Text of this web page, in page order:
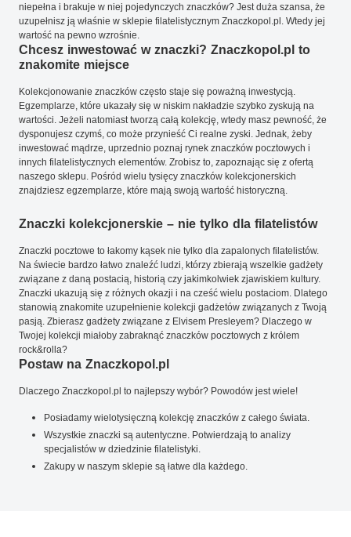
niepełna i brakuje w niej pojedynczych znaczków? Jest duża szansa, że
uzupełnisz ją właśnie w sklepie filatelistycznym Znaczkopol.pl. Wtedy jej
wartość na pewno wzrośnie.
Chcesz inwestować w znaczki? Znaczkopol.pl to
znakomite miejsce
Kolekcjonowanie znaczków często staje się poważną inwestycją.
Egzemplarze, które ukazały się w niskim nakładzie szybko zyskują na
wartości. Jeżeli natomiast tworzą całą kolekcję, wtedy masz pewność, że
dysponujesz czymś, co może przynieść Ci realne zyski. Jednak, żeby
inwestować mądrze, uprzednio poznaj rynek znaczków pocztowych i
innych filatelistycznych elementów. Zrobisz to, zapoznając się z ofertą
naszego sklepu. Pośród wielu tysięcy znaczków kolekcjonerskich
znajdziesz egzemplarze, które mają swoją wartość historyczną.
Znaczki kolekcjonerskie – nie tylko dla filatelistów
Znaczki pocztowe to łakomy kąsek nie tylko dla zapalonych filatelistów.
Na świecie bardzo łatwo znaleźć ludzi, którzy zbierają wszelkie gadżety
związane z daną postacią, historią czy jakimkolwiek zjawiskiem kultury.
Znaczki ukazują się z różnych okazji i na cześć wielu postaciom. Dlatego
stanowią znakomite uzupełnienie kolekcji gadżetów związanych z Twoją
pasją. Zbierasz gadżety związane z Elvisem Presleyem? Dlaczego w
Twojej kolekcji miałoby zabraknąć znaczków pocztowych z królem
rock&rolla?
Postaw na Znaczkopol.pl
Dlaczego Znaczkopol.pl to najlepszy wybór? Powodów jest wiele!
Posiadamy wielotysięczną kolekcję znaczków z całego świata.
Wszystkie znaczki są autentyczne. Potwierdzają to analizy
specjalistów w dziedzinie filatelistyki.
Zakupy w naszym sklepie są łatwe dla każdego.